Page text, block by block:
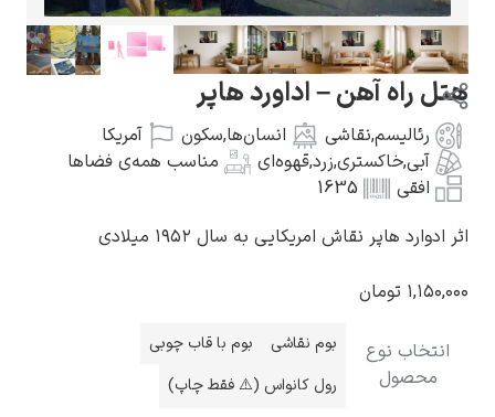
گوستاو کلیمت
ادوارد مونک
راه آهن – اداورد هاپر
رئالیسم,نقاشی انسان‌ها,سکون
آمریکا
آبی,خاکستری,زرد,قهوه‌ای
مناسب همه‌ی فضاها
افقی
1635
هاپر نقاش امریکایی به سال ۱۹۵۲ میلادی
تومان
نوع
محصول
بوم نقاشی
بوم با قاب چوبی
رول کانواس (⚠️ فقط چاپ)